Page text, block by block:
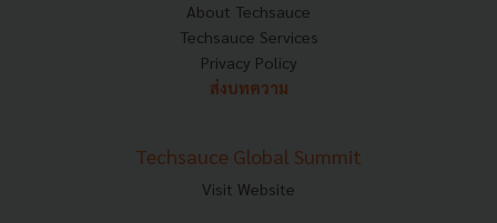
About Techsauce
Techsauce Services
Privacy Policy
ส่งบทความ
Techsauce Global Summit
Visit Website